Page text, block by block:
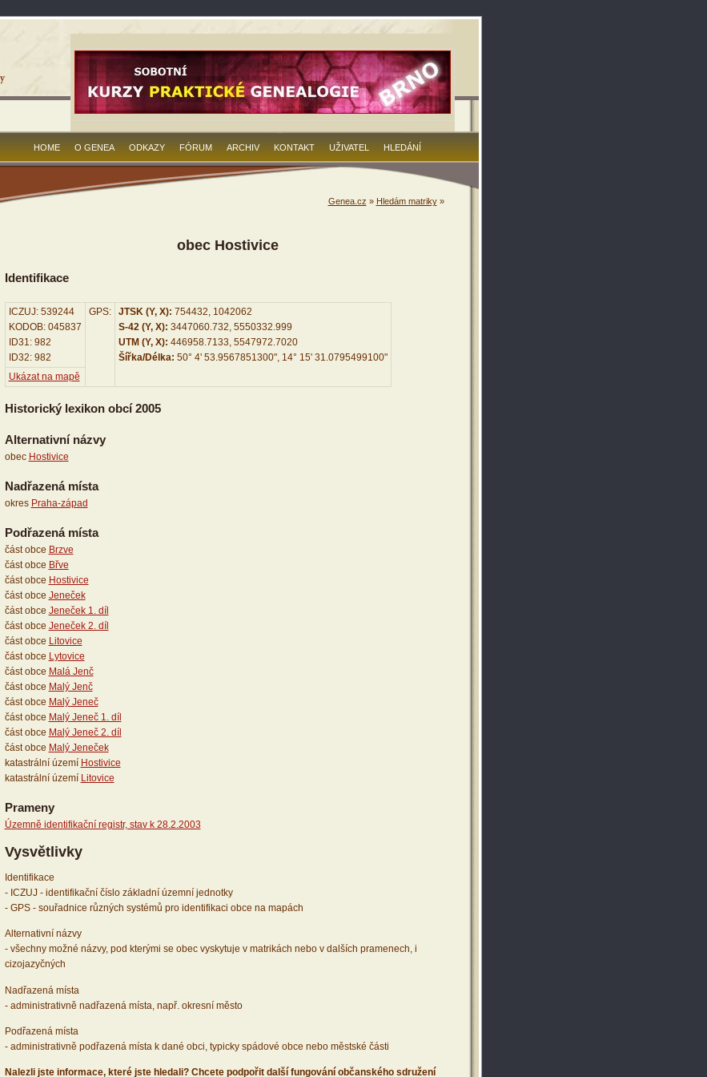
HOME O GENEA ODKAZY FÓRUM ARCHIV KONTAKT UŽIVATEL HLEDÁNÍ
Genea.cz » Hledám matriky»
obec Hostivice
Identifikace
ICZUJ: 539244
KODOB: 045837
ID31: 982
ID32: 982
GPS: JTSK (Y, X): 754432, 1042062
S-42 (Y, X): 3447060.732, 5550332.999
UTM (Y, X): 446958.7133, 5547972.7020
Šířka/Délka: 50° 4' 53.9567851300", 14° 15' 31.0795499100"
Ukázat na mapě
Historický lexikon obcí 2005
Alternativní názvy
obec Hostivice
Nadřazená místa
okres Praha-západ
Podřazená místa
část obce Brzve
část obce Břve
část obce Hostivice
část obce Jeneček
část obce Jeneček 1. díl
část obce Jeneček 2. díl
část obce Litovice
část obce Lytovice
část obce Malá Jenč
část obce Malý Jenč
část obce Malý Jeneč
část obce Malý Jeneč 1. díl
část obce Malý Jeneč 2. díl
část obce Malý Jeneček
katastrální území Hostivice
katastrální území Litovice
Prameny
Územně identifikační registr, stav k 28.2.2003
Vysvětlivky
Identifikace
- ICZUJ - identifikační číslo základní územní jednotky
- GPS - souřadnice různých systémů pro identifikaci obce na mapách
Alternativní názvy
- všechny možné názvy, pod kterými se obec vyskytuje v matrikách nebo v dalších pramenech, i
cizojazyčných
Nadřazená místa
- administrativně nadřazená místa, např. okresní město
Podřazená místa
- administrativně podřazená místa k dané obci, typicky spádové obce nebo městské části
Nalezli jste informace, které jste hledali? Chcete podpořit další fungování občanského sdružení